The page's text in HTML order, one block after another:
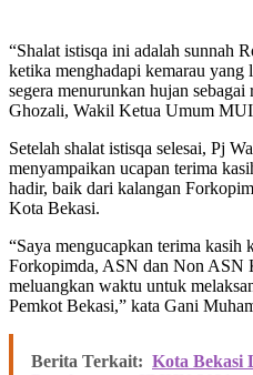
“Shalat istisqa ini adalah sunnah
ketika menghadapi kemarau
segera menurunkan hujan
Ghozali, Wakil Ketua Umum
Setelah shalat istisqa selesai, Pj
menyampaikan ucapan terima
hadir, baik dari kalangan
Kota Bekasi.
“Saya mengucapkan terima kasih
Forkopimda, ASN dan Non ASN
meluangkan waktu untuk
Pemkot Bekasi,” kata Gani
Berita Terkait: Kota Bekasi